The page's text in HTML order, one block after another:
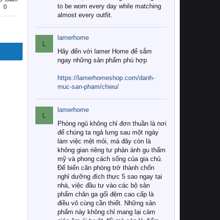
0
to be worn every day while matching
almost every outfit.
L
lamerhome
Hãy đến với lamer Home để sắm
ngay những sản phẩm phù hợp
https://lamerhomeshop.com/danh-
muc-san-pham/chieu/
L
lamerhome
Phòng ngủ không chỉ đơn thuần là nơi
để chúng ta ngả lưng sau một ngày
làm việc mệt mỏi, mà đây còn là
không gian riêng tư phản ánh gu thẩm
mỹ và phong cách sống của gia chủ.
Để biến căn phòng trở thành chốn
nghỉ dưỡng đích thực 5 sao ngay tại
nhà, việc đầu tư vào các bộ sản
phẩm chăn ga gối đệm cao cấp là
điều vô cùng cần thiết. Những sản
phẩm này không chỉ mang lại cảm